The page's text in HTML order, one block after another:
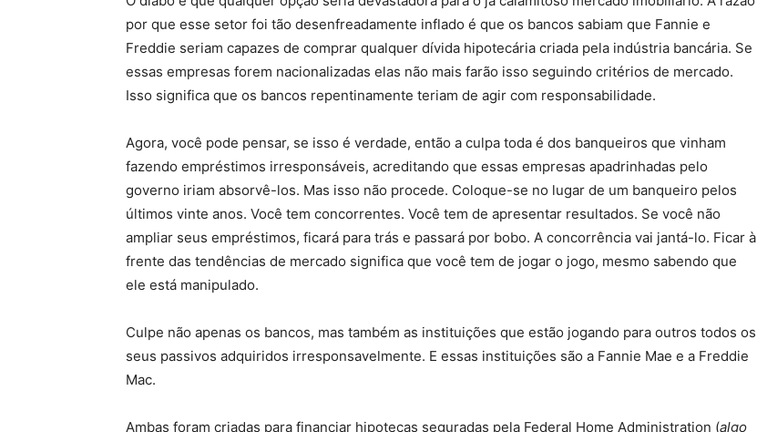
por que esse setor foi tão desenfreadamente inflado é que os bancos sabiam que Fannie e
Freddie seriam capazes de comprar qualquer dívida hipotecária criada pela indústria bancária. Se
essas empresas forem nacionalizadas elas não mais farão isso seguindo critérios de mercado.
Isso significa que os bancos repentinamente teriam de agir com responsabilidade.
Agora, você pode pensar, se isso é verdade, então a culpa toda é dos banqueiros que vinham
fazendo empréstimos irresponsáveis, acreditando que essas empresas apadrinhadas pelo
governo iriam absorvê-los. Mas isso não procede. Coloque-se no lugar de um banqueiro pelos
últimos vinte anos. Você tem concorrentes. Você tem de apresentar resultados. Se você não
ampliar seus empréstimos, ficará para trás e passará por bobo. A concorrência vai jantá-lo. Ficar à
frente das tendências de mercado significa que você tem de jogar o jogo, mesmo sabendo que
ele está manipulado.
Culpe não apenas os bancos, mas também as instituições que estão jogando para outros todos os
seus passivos adquiridos irresponsavelmente. E essas instituições são a Fannie Mae e a Freddie
Mac.
Ambas foram criadas para financiar hipotecas seguradas pela Federal Home Administration (algo